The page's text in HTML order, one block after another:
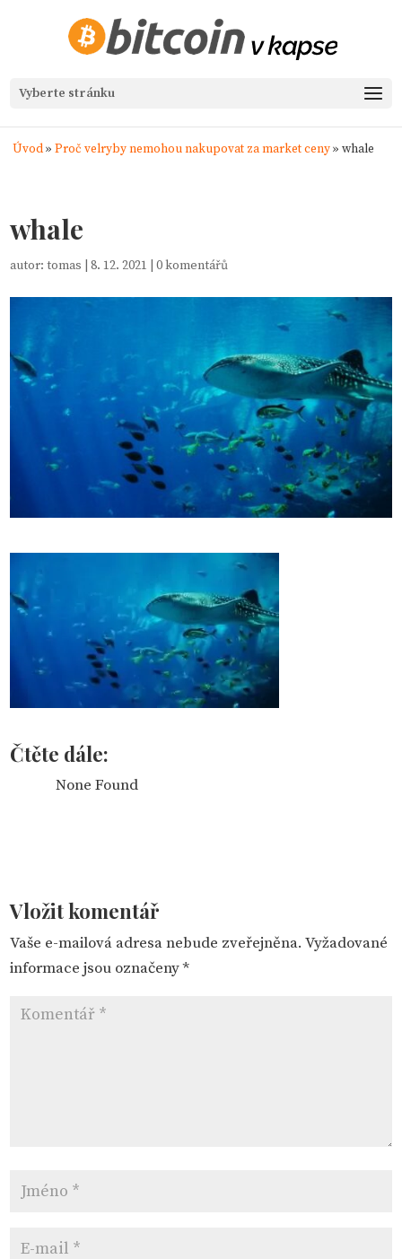
Vyberte stránku
Úvod» Proč velryby nemohou nakupovat za market ceny» whale
whale
autor:tomas |8. 12. 2021 |0 komentářů
Čtěte dále:
None Found
Vložit komentář
Vaše e-mailová adresa nebude zveřejněna. Vyžadované
informace jsou označeny*